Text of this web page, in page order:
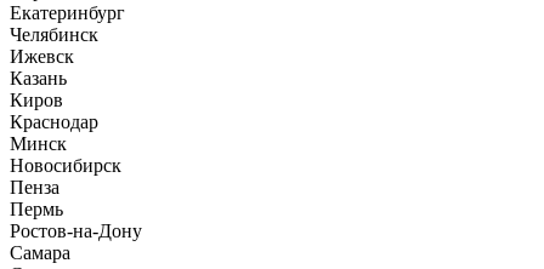
Екатеринбург
Челябинск
Ижевск
Казань
Киров
Краснодар
Минск
Новосибирск
Пенза
Пермь
Ростов-на-Дону
Самара